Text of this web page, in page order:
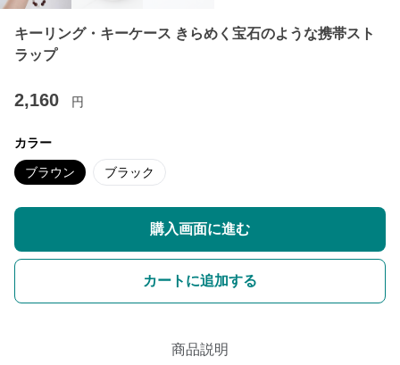
キーリング・キーケース きらめく宝石のような携帯スト
ラップ
2,160 円
カラー
ブラウン ブラック
購入画面に進む
カートに追加する
商品説明